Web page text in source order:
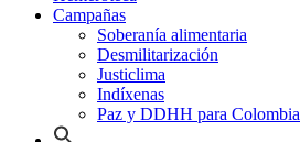
Campañas
Soberanía alimentaria
Desmilitarización
Justiclima
Indíxenas
Paz y DDHH para Colombia